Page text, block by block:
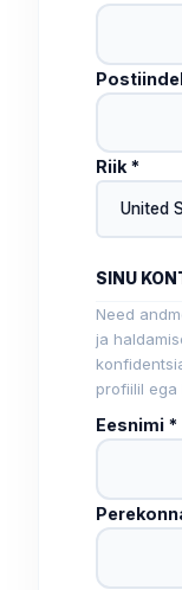
Riik *
United
SINU
Need
ja
profiilil ega
Eesnimi *